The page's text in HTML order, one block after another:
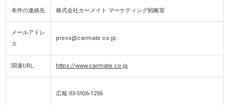
本件の連絡先 株式会社カーメイト マーケティング戦略室
メールアドレ
ス
press@carmate.co.jp
関連URL https://www.carmate.co.jp
広報:03-5926-1256